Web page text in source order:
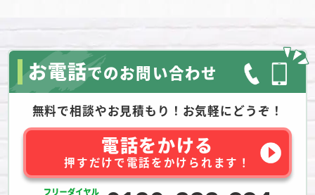
お電話でのお問い合わせ
無料で相談やお見積もり！お気軽にどうぞ！
電話をかける
押すだけで電話をかけられます！